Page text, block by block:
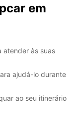
em
atender às suas
ajudá-lo durante
ao seu itinerário